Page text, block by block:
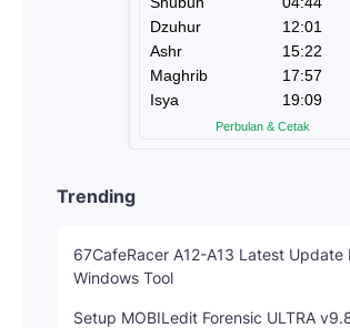
Trending
67CafeRacer A12-A13 Latest Update
Windows Tool
Setup MOBILedit Forensic ULTRA